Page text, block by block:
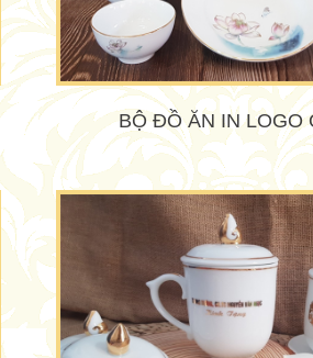
BỘ ĐỒ ĂN IN LOGO